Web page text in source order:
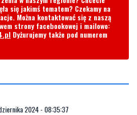
w naszym regionie? Chcecie
się jakimś tematem? Czekamy na
strony facebookowej i mailowo: